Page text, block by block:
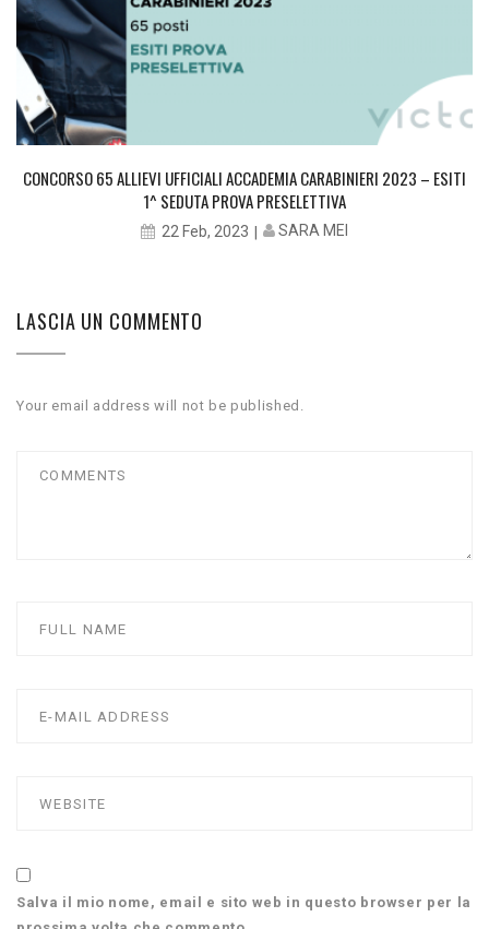
CONCORSO 65 ALLIEVI UFFICIALI ACCADEMIA CARABINIERI 2023 – ESITI
1^ SEDUTA PROVA PRESELETTIVA
22 Feb, 2023 SARA MEI
LASCIA UN COMMENTO
Your email address will not be published.
Salva il mio nome, email e sito web in questo browser per la